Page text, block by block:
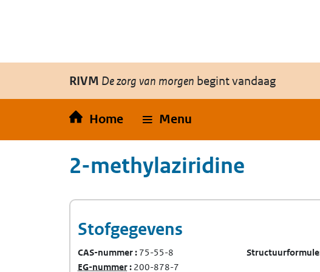
RIVM De zorg van morgen begint vandaag
Home Menu
2-methylaziridine
Stofgegevens
CAS-nummer 75-55-8
EG-nummer(Europees Gemeenschap-nummer)
200-878-7
Structuurformule